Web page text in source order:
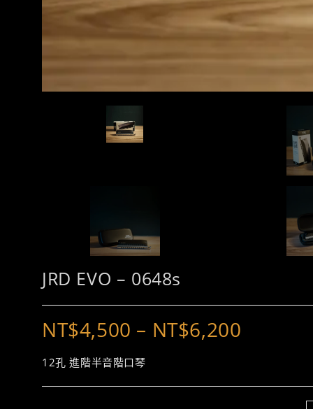
JRD EVO – 0648s
NT$4,500 – NT$6,200
12孔 進階半音階口琴